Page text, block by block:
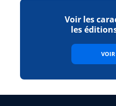
Voir les
les